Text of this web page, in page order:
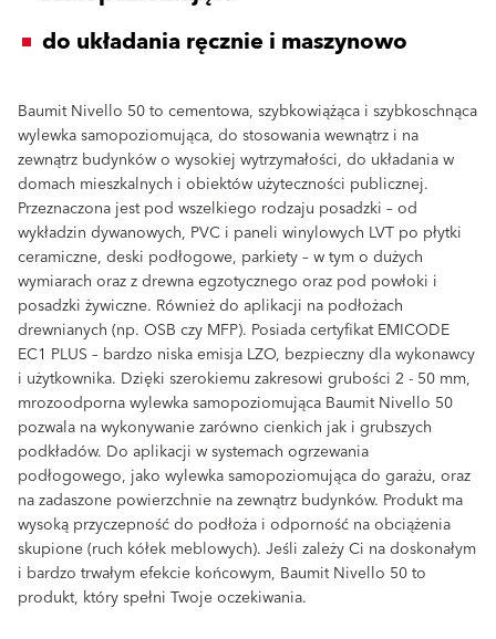
do układania ręcznie i maszynowo
Baumit Nivello 50 to cementowa, szybkowiążąca i szybkoschnąca
wylewka samopoziomująca, do stosowania wewnątrz i na
zewnątrz budynków o wysokiej wytrzymałości, do układania w
domach mieszkalnych i obiektów użyteczności publicznej.
Przeznaczona jest pod wszelkiego rodzaju posadzki – od
wykładzin dywanowych, PVC i paneli winylowych LVT po płytki
ceramiczne, deski podłogowe, parkiety – w tym o dużych
wymiarach oraz z drewna egzotycznego oraz pod powłoki i
posadzki żywiczne. Również do aplikacji na podłożach
drewnianych (np. OSB czy MFP). Posiada certyfikat EMICODE
EC1 PLUS – bardzo niska emisja LZO, bezpieczny dla wykonawcy
i użytkownika. Dzięki szerokiemu zakresowi grubości 2 - 50 mm,
mrozoodporna wylewka samopoziomująca Baumit Nivello 50
pozwala na wykonywanie zarówno cienkich jak i grubszych
podkładów. Do aplikacji w systemach ogrzewania
podłogowego, jako wylewka samopoziomująca do garażu, oraz
na zadaszone powierzchnie na zewnątrz budynków. Produkt ma
wysoką przyczepność do podłoża i odporność na obciążenia
skupione (ruch kółek meblowych). Jeśli zależy Ci na doskonałym
i bardzo trwałym efekcie końcowym, Baumit Nivello 50 to
produkt, który spełni Twoje oczekiwania.